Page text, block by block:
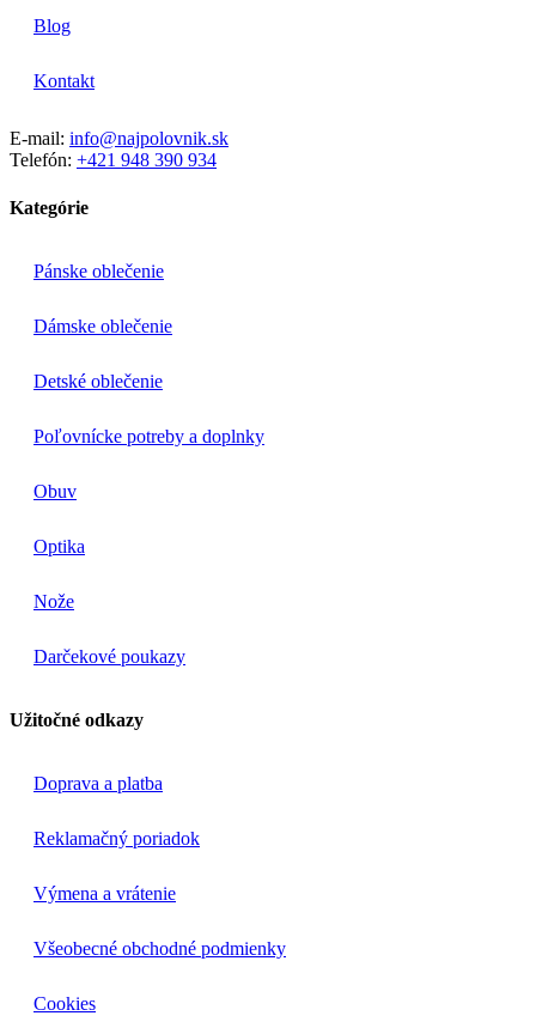
Blog
Kontakt
E-mail: info@najpolovnik.sk
Telefón: +421 948 390 934
Kategórie
Pánske oblečenie
Dámske oblečenie
Detské oblečenie
Poľovnícke potreby a doplnky
Obuv
Optika
Nože
Darčekové poukazy
Užitočné odkazy
Doprava a platba
Reklamačný poriadok
Výmena a vrátenie
Všeobecné obchodné podmienky
Cookies